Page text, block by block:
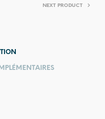
NEXT PRODUCT